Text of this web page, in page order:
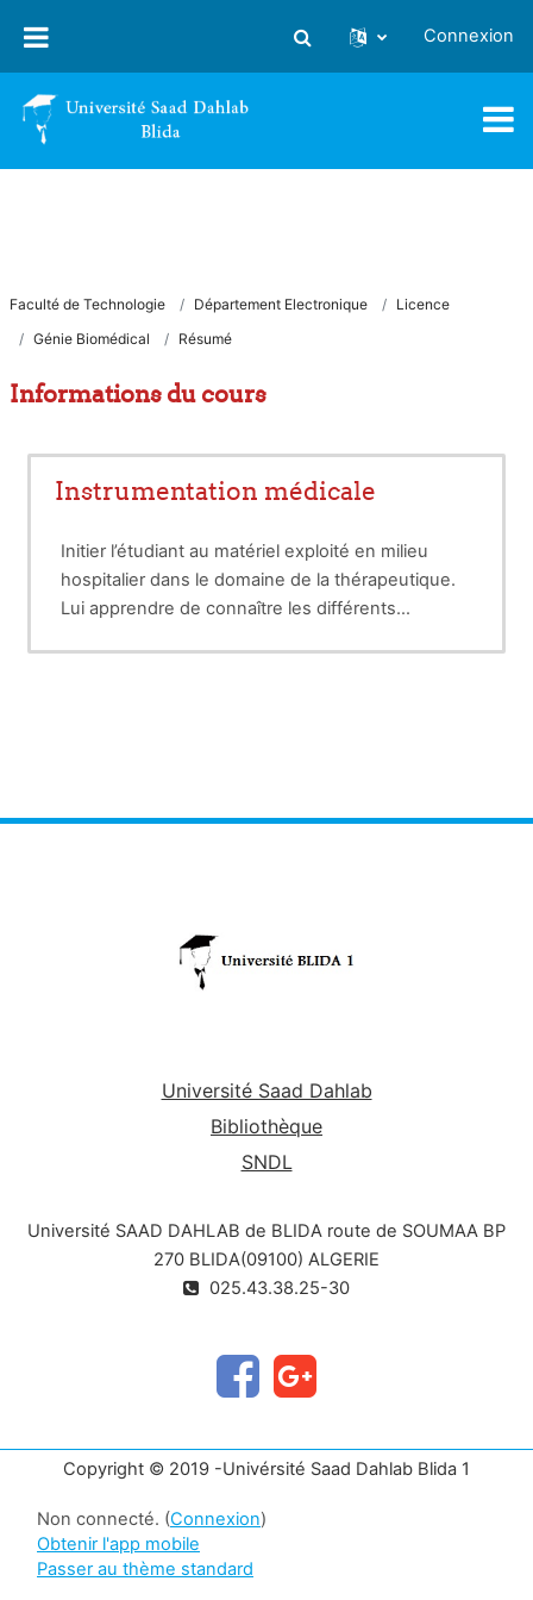
Activer/désactiver la saisie
Connexion
Faculté de Technologie Département Electronique
Licence
Génie Biomédical
Résumé
Informations du cours
Instrumentation médicale
Initier l’étudiant au matériel exploité en milieu
hospitalier dans le domaine de la thérapeutique.
Lui apprendre de connaître les différents
Université Saad Dahlab
Bibliothèque
SNDL
Université SAAD DAHLAB de BLIDA route de SOUMAA BP
270 BLIDA(09100) ALGERIE
025.43.38.25-30
Copyright © 2019 -Univérsité Saad Dahlab Blida 1
Non connecté. (Connexion)
Obtenir l'app mobile
Passer au thème standard